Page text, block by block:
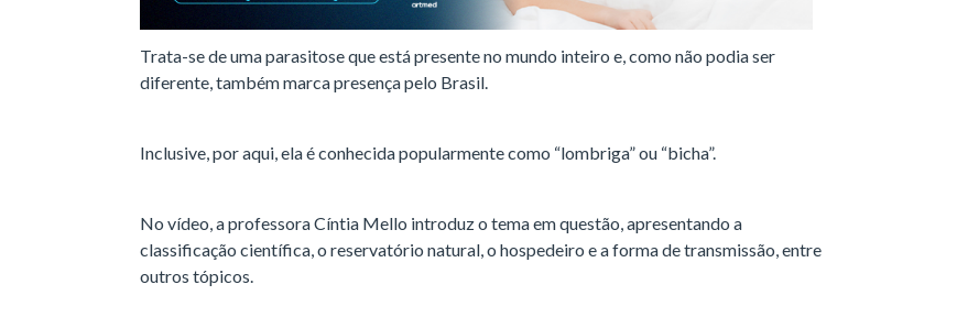
Trata-se de uma parasitose que está presente no mundo inteiro e, como não podia ser
diferente, também marca presença pelo Brasil.
Inclusive, por aqui, ela é conhecida popularmente como “lombriga” ou “bicha”.
No vídeo, a professora Cíntia Mello introduz o tema em questão, apresentando a
classificação científica, o reservatório natural, o hospedeiro e a forma de transmissão, entre
outros tópicos.